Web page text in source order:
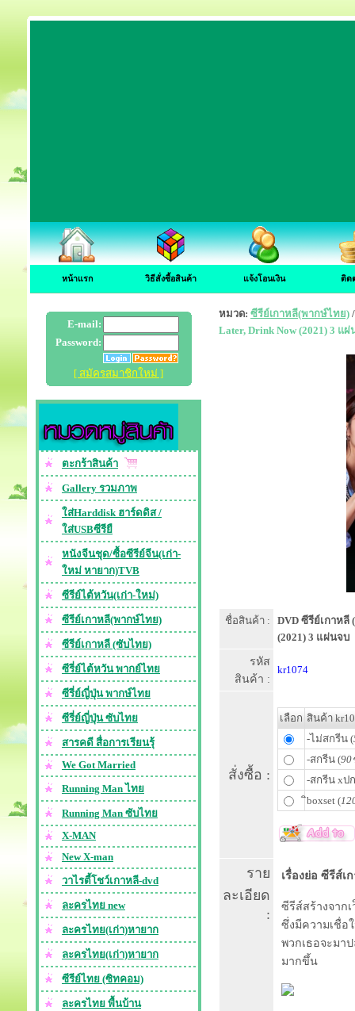
หน้าแรก วิธีสั่งซื้อสินค้า แจ้งโอนเงิน ติด
E-mail:
Password:
[ สมัครสมาชิกใหม่ ]
ตะกร้าสินค้า
Gallery รวมภาพ
ใส่Harddisk ฮาร์ดดิส /
ใส่USBซีรียื
หนังจีนชุด/ซื้อซีรีย์จีน(เก่า-
ใหม่ หายาก)TVB
ซีรีย์ไต้หวัน(เก่า-ใหม่)
ซีรีย์เกาหลี(พากษ์ไทย)
ซีรีย์เกาหลี (ซับไทย)
ซีรี่ย์ไต้หวัน พากย์ไทย
ซีรี่ย์ญี่ปุ่น พากษ์ไทย
ซีรี่ย์ญี่ปุ่น ซับไทย
สารคดี สื่อการเรียนรุ้
We Got Married
Running Man ไทย
Running Man ซับไทย
X-MAN
New X-man
วาไรตี้โชว์เกาหลี-dvd
ละครไทย new
ละครไทย(เก่า)หายาก
ละครไทย(เก่า)หายาก
ซีรีย์ไทย (ซิทคอม)
ละครไทย พื้นบ้าน
หมวด: ซีรีย์เกาหลี(พากษ์ไทย)
Later, Drink Now (2021) 3 แผ่
ชื่อสินค้า :
DVD ซีรีย์เกาห
(2021) 3 แผ่นจบ
รหัส
สินค้า :
kr1074
สั่งซื้อ :
เลือก สินค้า
-ไม่สกรีน (
-สกรีน (
-สกรีน xป
ิboxset (
ราย
ละเอียด
:
เรื่องย่อ ซีรีส์เ
ซีรีส์สร้างจาก
ซึ่งมีความเชื่อ
พวกเธอจะมา
มากขึ้น